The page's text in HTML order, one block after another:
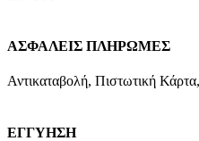
ΑΣΦΑΛΕΙΣ ΠΛΗΡΩΜΕΣ
Αντικαταβολή, Πιστωτική
ΕΓΓΥΗΣΗ